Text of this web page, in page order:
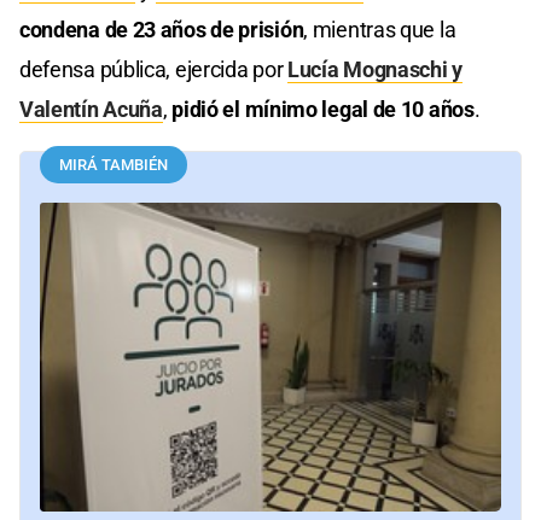
condena de 23 años de prisión, mientras que la
defensa pública, ejercida porLucía Mognaschi y
Valentín Acuña, pidió el mínimo legal de 10 años.
MIRÁ TAMBIÉN